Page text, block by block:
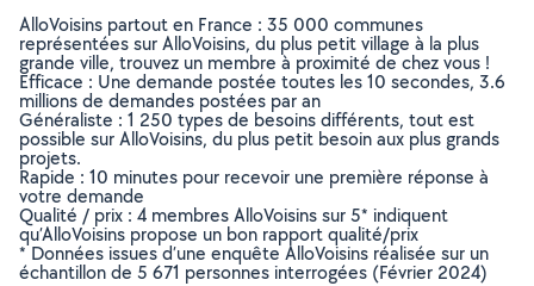
AlloVoisins partout en France : 35 000 communes
représentées sur AlloVoisins, du plus petit village à la plus
grande ville, trouvez un membre à proximité de chez vous !
Efficace : Une demande postée toutes les 10 secondes, 3.6
millions de demandes postées par an
Généraliste : 1 250 types de besoins différents, tout est
possible sur AlloVoisins, du plus petit besoin aux plus grands
projets.
Rapide : 10 minutes pour recevoir une première réponse à
votre demande
Qualité / prix : 4 membres AlloVoisins sur 5* indiquent
qu’AlloVoisins propose un bon rapport qualité/prix
* Données issues d’une enquête AlloVoisins réalisée sur un
échantillon de 5 671 personnes interrogées (Février 2024)